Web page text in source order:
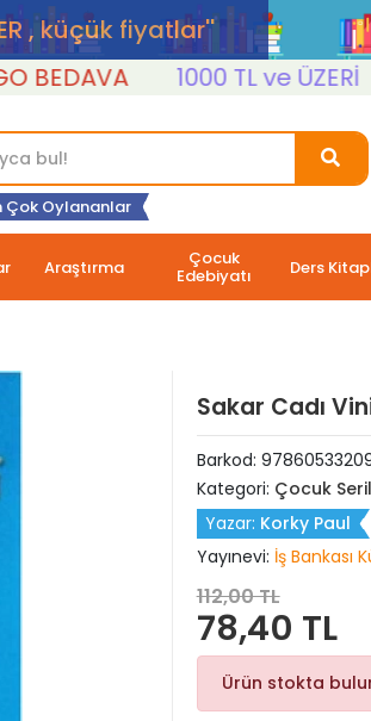
, küçük fiyatlar''
1000 TL ve ÜZERİ
Çok Oylananlar
Araştırma Çocuk
Edebiyatı Ders
Sakar Cadı
Barkod:
Kategori: Çocuk
Yazar: Korky Paul
Yayınevi: İş Bankası
112,00 TL
78,40 TL
Ürün stokta